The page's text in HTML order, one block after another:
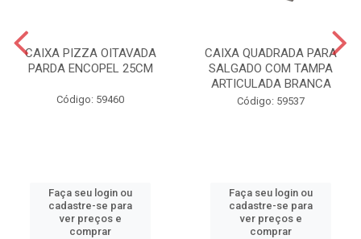
CAIXA PIZZA OITAVADA
PARDA ENCOPEL 25CM
Código: 59460
Faça seu login ou
cadastre-se para
ver preços e
comprar
CAIXA QUADRADA PARA
SALGADO COM TAMPA
ARTICULADA BRANCA
Código: 59537
Faça seu login ou
cadastre-se para
ver preços e
comprar